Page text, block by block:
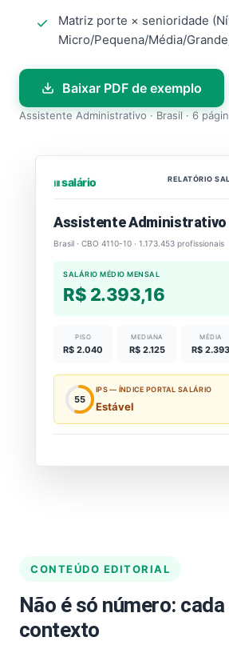
Matriz porte × senioridade
Micro/Pequena/Média/
Baixar PDF de exemplo
Assistente Administrativo · Brasil · 6
⏐⏐⏐ salário RELATÓRIO
Assistente Administrativo
Brasil · CBO 4110-10 · 1.173.453 profissionais
SALÁRIO MÉDIO MENSAL
R$ 2.393,16
PISO
R$ 2.040
MEDIANA
R$ 2.125
MÉDIA
R$ 2.393
55
IPS — ÍNDICE PORTAL SALÁRIO
Estável
CONTEÚDO EDITORIAL
Não é só número:
contexto